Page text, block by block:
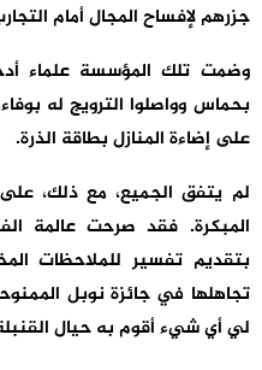
جزرهم لإفساح المجال أمام التجارب
وضمت تلك المؤسسة علماء
بحماس وواصلوا الترويج له
على إضاءة المنازل بطاقة الذرة.
لم يتفق الجميع، مع ذلك،
المبكرة. فقد صرحت عالمة
بتقديم تفسير للملاحظات
تجاهلها في جائزة نوبل
لي أي شيء أقوم به حيال